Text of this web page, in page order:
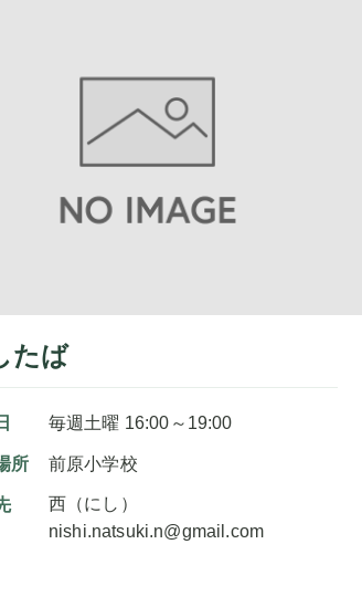
たば
毎週土曜 16:00～19:00
所 前原小学校
西（にし）
nishi.natsuki.n@gmail.com